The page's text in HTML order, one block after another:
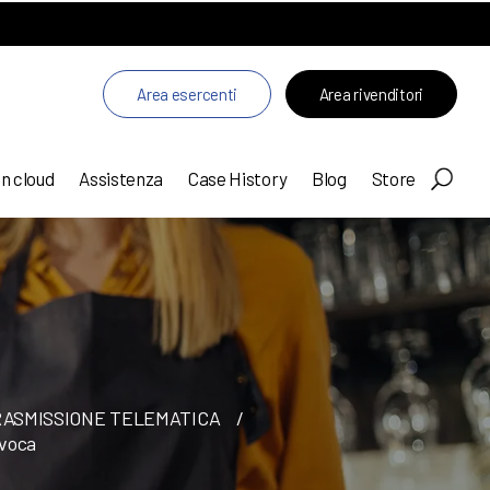
Area esercenti Area rivenditori
cloud Assistenza Case History Blog Store
TELEMATICA
/